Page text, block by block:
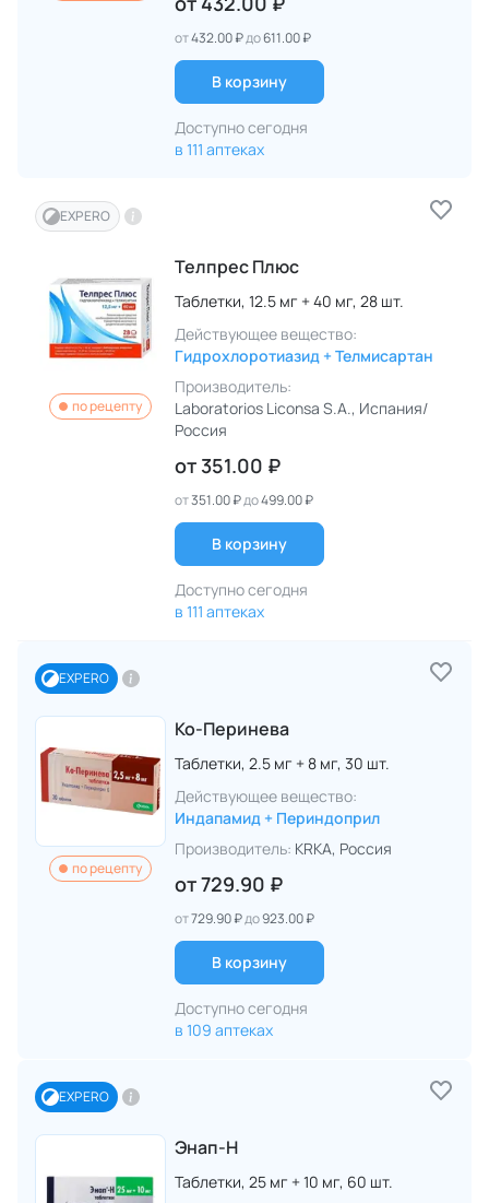
от432.00 ₽до611.00 ₽
В корзину
Доступно сегодня
в 111 аптеках
EXPERO
по рецепту
Телпрес Плюс
Таблетки, 12.5 мг + 40 мг, 28 шт.
Действующее вещество:
Гидрохлоротиазид + Телмисартан
Производитель:
Laboratorios Liconsa S.A., Испания/
Россия
от 351.00 ₽
от351.00 ₽до499.00 ₽
В корзину
Доступно сегодня
в 111 аптеках
EXPERO
по рецепту
Ко-Перинева
Таблетки, 2.5 мг + 8 мг, 30 шт.
Действующее вещество:
Индапамид + Периндоприл
Производитель: KRKA, Россия
от729.90 ₽
от729.90 ₽до923.00 ₽
В корзину
Доступно сегодня
в 109 аптеках
EXPERO
Энап-Н
Таблетки, 25 мг + 10 мг, 60 шт.